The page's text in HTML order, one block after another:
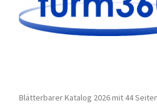
Blätterbarer Katalog 2026 mit 44